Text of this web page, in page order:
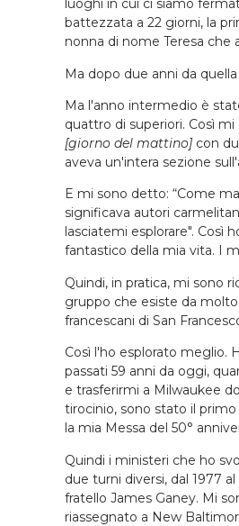
luoghi in cui ci siamo
battezzata a 22 giorni, la
nonna di nome Teresa che
Ma dopo due anni da
Ma l'anno intermedio è
quattro di superiori. Così
[giorno del mattino]con
aveva un'intera sezione
E mi sono detto: “Come
significava autori
lasciatemi esplorare". Così
fantastico della mia vita. I
Quindi, in pratica, mi sono
gruppo che esiste da
francescani di San
Così l'ho esplorato meglio.
passati 59 anni da oggi,
e trasferirmi a Milwaukee
tirocinio, sono stato il
la mia Messa del 50°
Quindi i ministeri che ho
due turni diversi, dal 1977
fratello James Ganey. Mi
riassegnato a New